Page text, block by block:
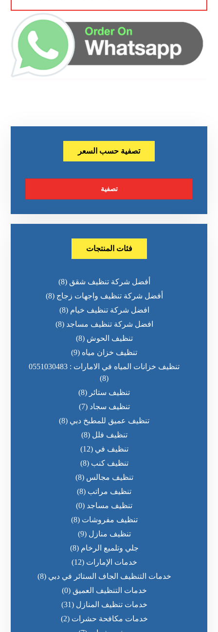
تصفية حسب السعر
تصفية
فئات المنتجات
أفضل شركة تنظيف شقق (8)
أفضل شركة تنظيف واجهات زجاج (8)
افضل شركة تنظيف خيام (8)
افضل شركة تنظيف مساجد (8)
تنظيف الحوش (8)
تنظيف خزان مياه (9)
تنظيف خزانات المياه في الامارات : 0551030483
(8)
تنظيف ستائر (8)
تنظيف سجاد (7)
تنظيف عميق للمطبخ دبي (8)
تنظيف فلل (8)
تنظيف في (12)
تنظيف كنب (8)
تنظيف مجالس (8)
تنظيف مراتب (8)
تنظيف مساجد (0)
تنظيف مفروشات (8)
تنظيف منازل (9)
جلي وتلميع الرخام (8)
خدمات الإمارات (12)
خدمات التنظيف الجاف الستائر في دبي (8)
خدمات التنظيف العميق (0)
خدمات تنظيف المنازل (31)
خدمات مكافحة حشرات (2)